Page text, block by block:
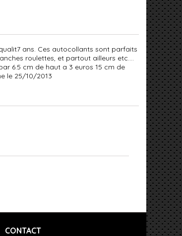
ans. Ces autocollants sont parfaits
roulettes, et partout ailleurs etc....
6.5 cm de haut a 3 euros 15 cm de
le 25/10/2013
CONTACT